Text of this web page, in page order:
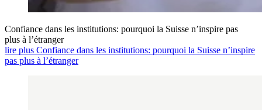
Confiance dans les institutions: pourquoi la Suisse n’inspire pas
plus à l’étranger
lire plus Confiance dans les institutions: pourquoi la Suisse n’inspire
pas plus à l’étranger